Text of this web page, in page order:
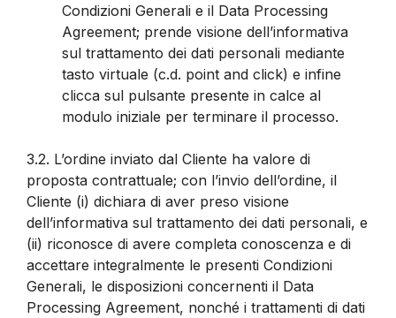
Condizioni Generali e il Data Processing
Agreement; prende visione dell’informativa
sul trattamento dei dati personali mediante
tasto virtuale (c.d. point and click) e infine
clicca sul pulsante presente in calce al
modulo iniziale per terminare il processo.
3.2. L’ordine inviato dal Cliente ha valore di
proposta contrattuale; con l’invio dell’ordine, il
Cliente (i) dichiara di aver preso visione
dell’informativa sul trattamento dei dati personali, e
(ii) riconosce di avere completa conoscenza e di
accettare integralmente le presenti Condizioni
Generali, le disposizioni concernenti il Data
Processing Agreement, nonché i trattamenti di dati